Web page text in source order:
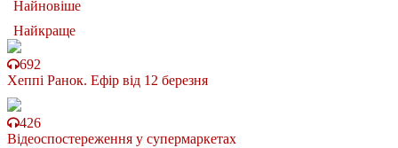
Найновіше
Найкраще
692
Хеппі Ранок. Ефір від 12 березня
426
Відеоспостереження у супермаркетах